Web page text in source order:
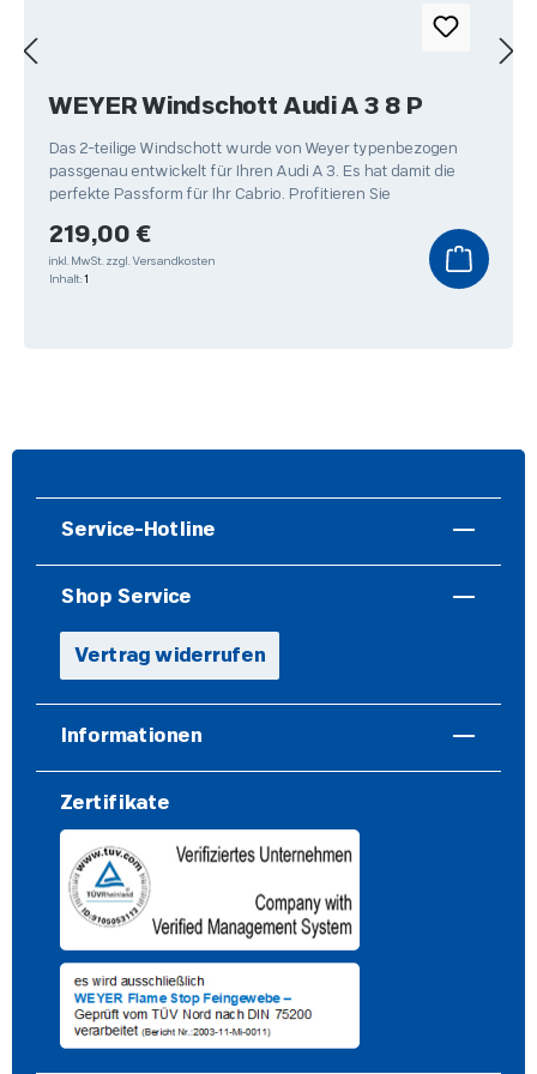
WEYER Windschott Audi A 3 8 P
Das 2-teilige Windschott wurde von Weyer typenbezogen
passgenau entwickelt für Ihren Audi A 3. Es hat damit die
perfekte Passform für Ihr Cabrio. Profitieren Sie
Regulärer Preis:
219,00 €
inkl. MwSt. zzgl. Versandkosten
Inhalt: 1
Service-Hotline
Shop Service
Vertrag widerrufen
Informationen
Zertifikate